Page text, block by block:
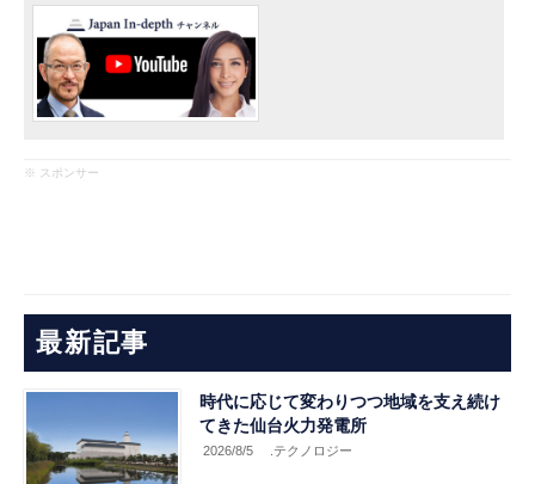
※ スポンサー
最新記事
時代に応じて変わりつつ地域を支え続け
てきた仙台火力発電所
2026/8/5 .テクノロジー